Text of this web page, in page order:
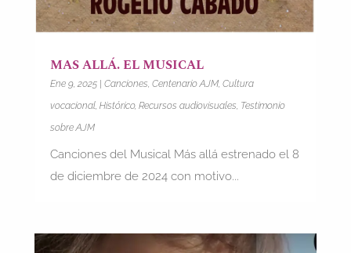
MAS ALLÁ. EL MUSICAL
Ene 9, 2025| Canciones, Centenario AJM, Cultura
vocacional, Histórico, Recursos audiovisuales, Testimonio
sobre AJM
Canciones del Musical Más allá estrenado el 8
de diciembre de 2024 con motivo...